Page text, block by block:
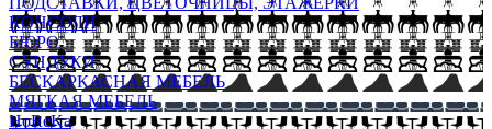
КОНСОЛИ
БЮРО
СУНДУКИ
БЕСКАРКАСНАЯ МЕБЕЛЬ
МЯГКАЯ МЕБЕЛЬ
HoReKa